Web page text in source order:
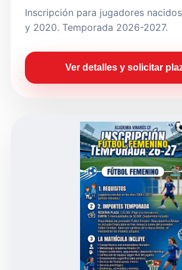
Inscripción para jugadores
y 2020. Temporada 2026-2027.
Ver detalles y solicitar